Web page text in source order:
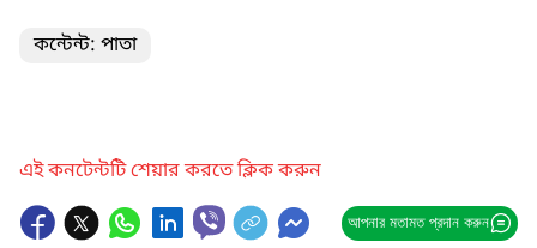
কন্টেন্ট: পাতা
এই কনটেন্টটি শেয়ার করতে ক্লিক করুন
আপনার মতামত প্রদান করুন